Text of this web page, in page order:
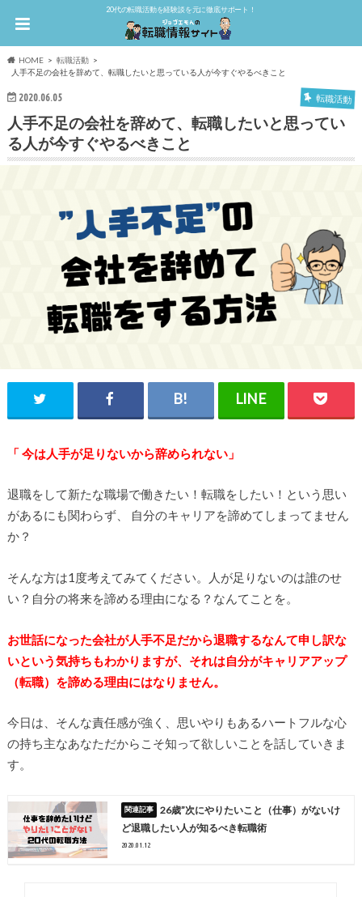
20代の転職活動を経験談を元に徹底サポート！
HOME
転職活動
人手不足の会社を辞めて、転職したいと思っている人が今すぐやるべきこと
2020.06.05 転職活動
人手不足の会社を辞めて、転職したいと思ってい
る人が今すぐやるべきこと
「 今は人手が足りないから辞められない」
退職をして新たな職場で働きたい！転職をしたい！という思い
があるにも関わらず、 自分のキャリアを諦めてしまってません
か？
そんな方は1度考えてみてください。人が足りないのは誰のせ
い？自分の将来を諦める理由になる？なんてことを。
お世話になった会社が人手不足だから退職するなんて申し訳な
いという気持ちもわかりますが、それは自分がキャリアアップ
（転職）を諦める理由にはなりません。
今日は、そんな責任感が強く、思いやりもあるハートフルな心
の持ち主なあなただからこそ知って欲しいことを話していきま
す。
26歳”次にやりたいこと（仕事）がないけ
ど退職したい人が知るべき転職術
2020.01.12